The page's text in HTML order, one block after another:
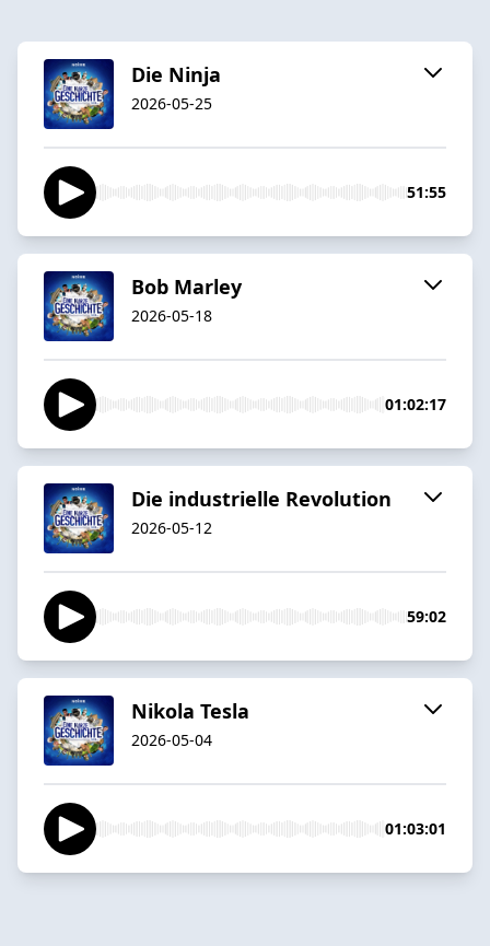
Die Ninja
2026-05-25
51:55
Bob Marley
2026-05-18
01:02:17
Die industrielle Revolution
2026-05-12
59:02
Nikola Tesla
2026-05-04
01:03:01